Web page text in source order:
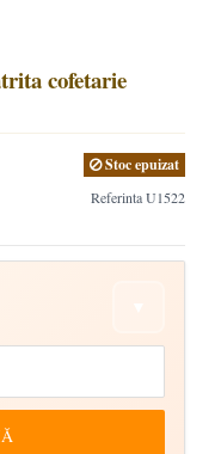
cofetarie
ReferintaU1522
Stoc epuizat